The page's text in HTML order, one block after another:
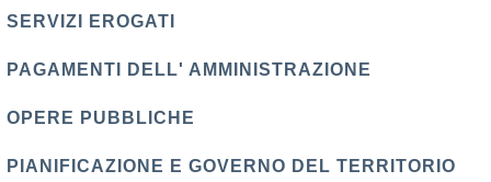
SERVIZI EROGATI
PAGAMENTI DELL' AMMINISTRAZIONE
OPERE PUBBLICHE
PIANIFICAZIONE E GOVERNO DEL TERRITORIO